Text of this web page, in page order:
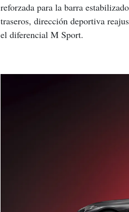
reforzada para la barra
traseros, dirección deportiva
el diferencial M Sport.